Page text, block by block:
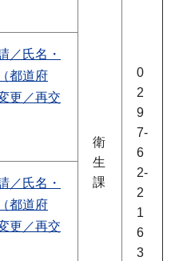
衛
生
課
0
2
9
7-
6
2-
2
1
6
3
／氏名・
都道府
更／再交
／氏名・
都道府
更／再交